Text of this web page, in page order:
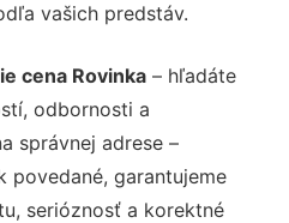
vašich predstáv.
cena Rovinka – hľadáte
odbornosti a
správnej adrese –
povedané, garantujeme
serióznosť a korektné